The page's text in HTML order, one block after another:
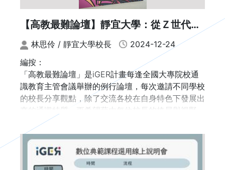
【高教最難論壇】靜宜大學：從Ｚ世代學
生的生命與學習經驗出發
林思伶 / 靜宜大學校長
2024-12-24
編按：
「高教最難論壇」是iGER計畫每逢全國大專院校通
識教育主管會議舉辦的例行論壇，每次邀請不同學校
的校長分享觀點，除了交流各校在自身特色下發展出
來的通識特質，更希望藉由每位校長的格局與視野，
看見推動通識教育的困難點與突破方法。